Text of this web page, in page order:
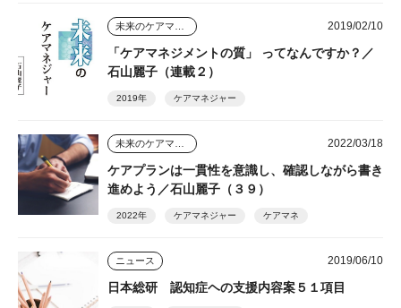
2019/02/10
「ケアマネジメントの質」 ってなんですか？／
石山麗子（連載２）
2019年 ケアマネジャー
2022/03/18
ケアプランは一貫性を意識し、確認しながら書き
進めよう／石山麗子（３９）
2022年 ケアマネジャー ケアマネ
ニュース 2019/06/10
日本総研 認知症ヘの支援内容案５１項目